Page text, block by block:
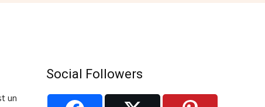
un
Social Followers